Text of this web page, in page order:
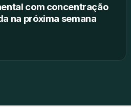
com concentração
na próxima semana